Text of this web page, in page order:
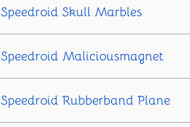
Speedroid Skull Marbles
Speedroid Maliciousmagnet
Speedroid Rubberband Plane